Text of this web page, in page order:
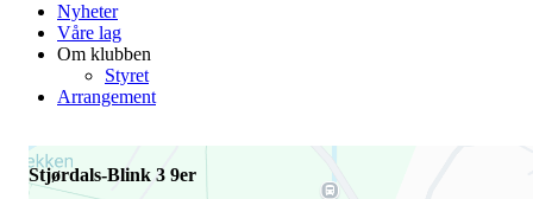
Nyheter
Våre lag
Om klubben
Styret
Arrangement
Stjørdals-Blink 3 9er